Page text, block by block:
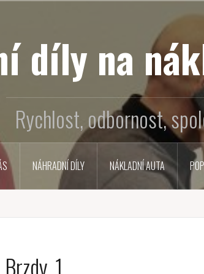
díly na
Rychlost, odbornost,
NÁHRADNÍ DÍLY NÁKLADNÍ AUTA
Brzdy_1